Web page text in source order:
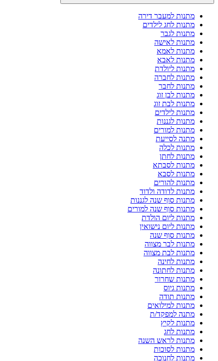
מתנות למעבר דירה
מתנות לחג לילדים
מתנות לגבר
מתנות לאישה
מתנות לאמא
מתנות לאבא
מתנות ליולדת
מתנות לחברה
מתנות לחבר
מתנות לבן זוג
מתנות לבת זוג
מתנות לילדים
מתנות לגננות
מתנות למורים
מתנה לסייעת
מתנות לכלה
מתנות לחתן
מתנות לסבתא
מתנות לסבא
מתנות להורים
מתנות לדודה ולדוד
מתנות סוף שנה לגננות
מתנות סוף שנה למורים
מתנות ליום הולדת
מתנות ליום נישואין
מתנות סוף שנה
מתנות לבר מצווה
מתנות לבת מצווה
מתנות לחינה
מתנות לחתונה
מתנות שחרור
מתנות גיוס
מתנות תודה
מתנות למילואים
מתנה למפקד/ת
מתנות לקיץ
מתנות לחג
מתנות לראש השנה
מתנות לסוכות
מתנות לחנוכה